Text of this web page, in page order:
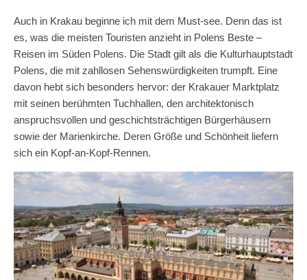
Auch in Krakau beginne ich mit dem Must-see. Denn das ist
es, was die meisten Touristen anzieht in Polens Beste –
Reisen im Süden Polens. Die Stadt gilt als die Kulturhauptstadt
Polens, die mit zahllosen Sehenswürdigkeiten trumpft. Eine
davon hebt sich besonders hervor: der Krakauer Marktplatz
mit seinen berühmten Tuchhallen, den architektonisch
anspruchsvollen und geschichtsträchtigen Bürgerhäusern
sowie der Marienkirche. Deren Größe und Schönheit liefern
sich ein Kopf-an-Kopf-Rennen.